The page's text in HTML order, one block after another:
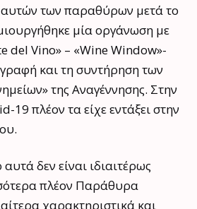
των παραθύρων μετά το
μία οργάνωση με
del Vino» – «Wine Window»-
και τη συντήρηση των
της Αναγέννησης. Στην
19 πλέον τα είχε εντάξει στην
δεν είναι ιδιαιτέρως
πλέον Παράθυρα
χαρακτηριστικά και